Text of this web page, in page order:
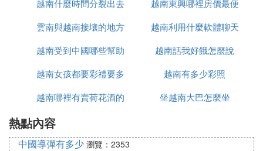
到達越南老街並前往河內
：
出境後，在關口門口打車前往老街客運站
或老街火車站。
在客運站乘坐客車前往河內。
通過以上流程，您可以順利地從雲南乘坐火車到達越
南，並繼續您的越南之旅。在旅途中，您可以欣賞到
越南什麼時間分裂出去
的
越南東興哪裡房價最便
宜
雲南與越南接壤的地方
有哪些
越南利用什麼軟體聊天
越南受到中國哪些幫助
越南話我好餓怎麼說
越南女孩都要彩禮要多
少錢
越南有多少彩照
越南哪裡有賣荷花酒的
坐越南大巴怎麼坐
熱點內容
中國導彈有多少 瀏覽：2353